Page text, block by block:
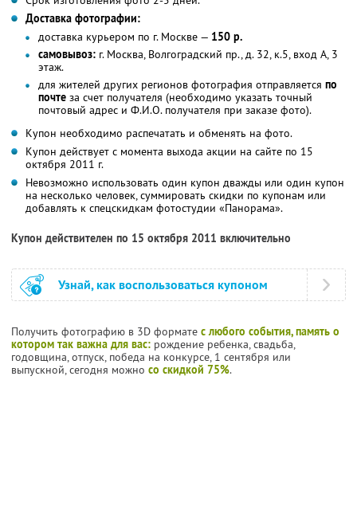
Доставка фотографии:
доставка курьером по г. Москве — 150 р.
самовывоз: г. Москва, Волгоградский пр., д. 32, к.5, вход А, 3
этаж.
для жителей других регионов фотография отправляется по
почте за счет получателя (необходимо указать точный
почтовый адрес и Ф.И.О. получателя при заказе фото).
Купон необходимо распечатать и обменять на фото.
Купон действует с момента выхода акции на сайте по 15
октября 2011 г.
Невозможно использовать один купон дважды или один купон
на несколько человек, суммировать скидки по купонам или
добавлять к спецскидкам фотостудии «Панорама».
Купон действителен по 15 октября 2011 включительно
Узнай, как воспользоваться купоном
Получить фотографию в 3D формате с любого события, память о
котором так важна для вас: рождение ребенка, свадьба,
годовщина, отпуск, победа на конкурсе, 1 сентября или
выпускной, сегодня можно со скидкой 75%.